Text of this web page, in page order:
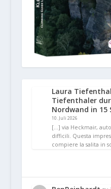
Laura
Tiefenthaler
Nordwand in 15
10. Juli 2026
[…] via Heckmair,
difficili. Questa
compiere la salita in